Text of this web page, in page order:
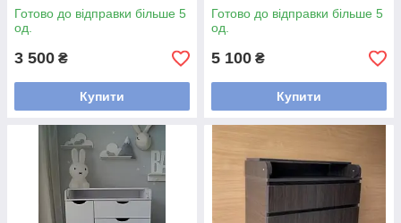
Готово до відправки більше 5
од.
3 500 ₴
Купити
Готово до відправки більше 5
од.
5 100 ₴
Купити